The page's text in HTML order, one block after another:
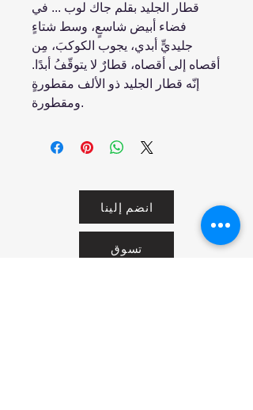
قطار الجليد بقلم جاك لوب ... في
فضاء أبيض شاسعٍ، وسط شتاءٍ
جليديٍّ أبدي، يجوب الكوكبَ، مِن
أقصاه إلى أقصاه، قطارٌ لا يتوقّفُ أبدًا.
إنّه قطار الجليد ذو الألف مقطورةٍ
ومقطورة.
انضم إلينا
تسوق